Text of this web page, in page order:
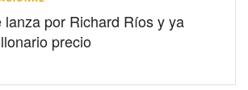
lanza por Richard Ríos y ya
precio